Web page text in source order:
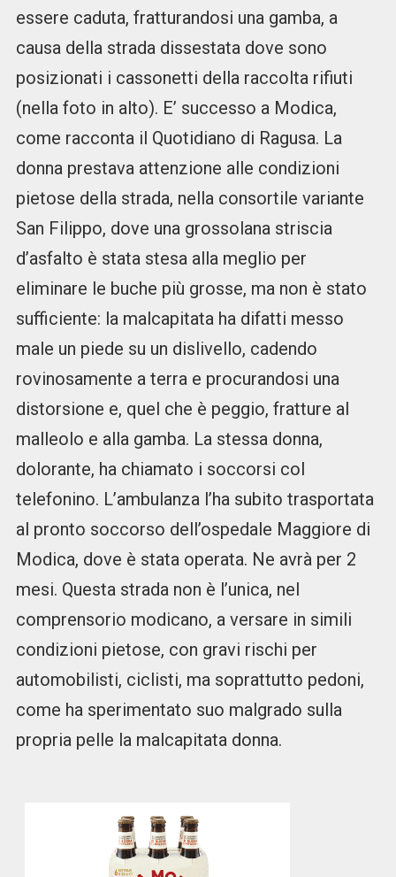
essere caduta, fratturandosi una gamba, a
causa della strada dissestata dove sono
posizionati i cassonetti della raccolta rifiuti
(nella foto in alto). E’ successo a Modica,
come racconta il Quotidiano di Ragusa. La
donna prestava attenzione alle condizioni
pietose della strada, nella consortile variante
San Filippo, dove una grossolana striscia
d’asfalto è stata stesa alla meglio per
eliminare le buche più grosse, ma non è stato
sufficiente: la malcapitata ha difatti messo
male un piede su un dislivello, cadendo
rovinosamente a terra e procurandosi una
distorsione e, quel che è peggio, fratture al
malleolo e alla gamba. La stessa donna,
dolorante, ha chiamato i soccorsi col
telefonino. L’ambulanza l’ha subito trasportata
al pronto soccorso dell’ospedale Maggiore di
Modica, dove è stata operata. Ne avrà per 2
mesi. Questa strada non è l’unica, nel
comprensorio modicano, a versare in simili
condizioni pietose, con gravi rischi per
automobilisti, ciclisti, ma soprattutto pedoni,
come ha sperimentato suo malgrado sulla
propria pelle la malcapitata donna.